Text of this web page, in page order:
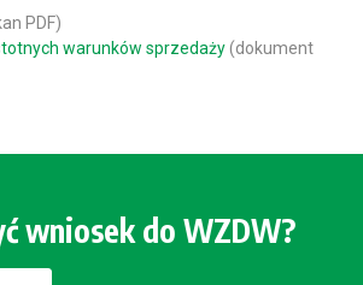
PDF)
warunków sprzedaży(dokument
wniosek do WZDW?